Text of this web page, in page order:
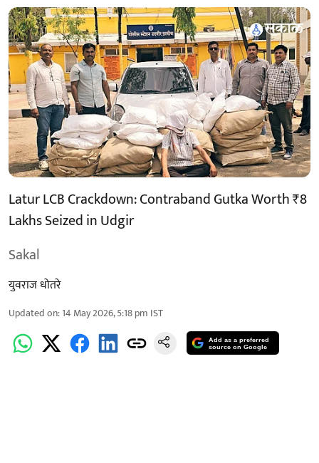
Latur LCB Crackdown: Contraband Gutka Worth ₹8
Lakhs Seized in Udgir
Sakal
युवराज धोतरे
Updated on:14 May 2026, 5:18 pm IST
Add as a preferred
source on Google